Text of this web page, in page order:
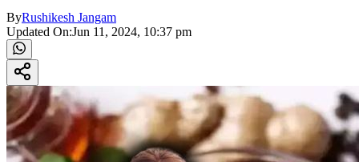
ByRushikesh Jangam
Updated On:Jun 11, 2024, 10:37 pm